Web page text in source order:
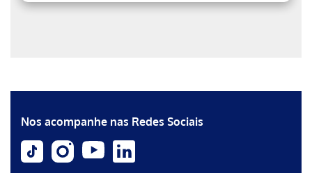
Nos acompanhe nas Redes Sociais